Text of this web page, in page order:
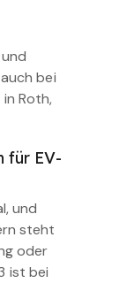
bei
Roth,
für EV-
und
steht
oder
ist bei